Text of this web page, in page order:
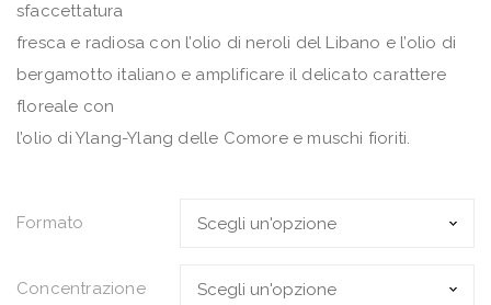
sfaccettatura
fresca e radiosa con l’olio di neroli del Libano e l’olio di
bergamotto italiano e amplificare il delicato carattere
floreale con
l’olio di Ylang-Ylang delle Comore e muschi fioriti.
Formato
Concentrazione